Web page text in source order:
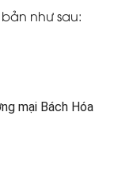
như sau:
mại Bách Hóa